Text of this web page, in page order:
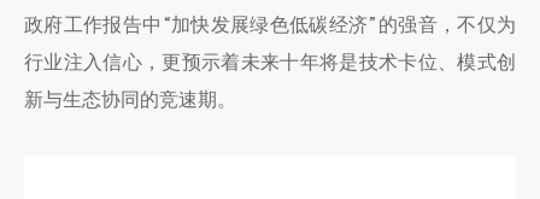
政府工作报告中“加快发展绿色低碳经济”的强音，不仅为
行业注入信心，更预示着未来十年将是技术卡位、模式创
新与生态协同的竞速期。